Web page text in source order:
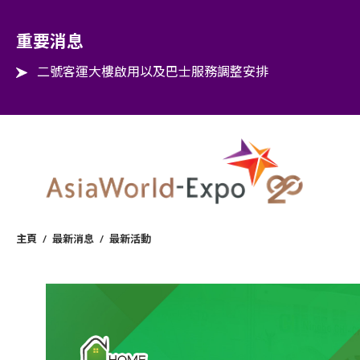
重要消息
二號客運大樓啟用以及巴士服務調整安排
主頁 / 最新消息 / 最新活動